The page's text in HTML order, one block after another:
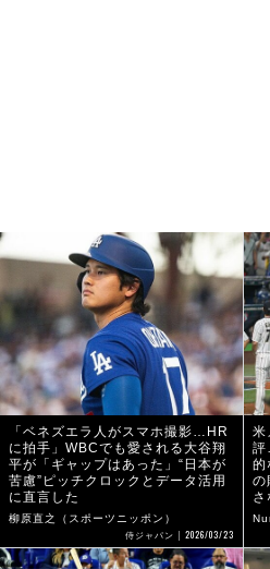
「ベネズエラ人がスマホ撮影…HR
に拍手」WBCでも愛される大谷翔
平が「ギャップはあった」“日本が
苦慮”ピッチクロックとデータ活用
に直言した
柳原直之（スポーツニッポン）
侍ジャパン 2026/03/23
米
評
的
の
さ